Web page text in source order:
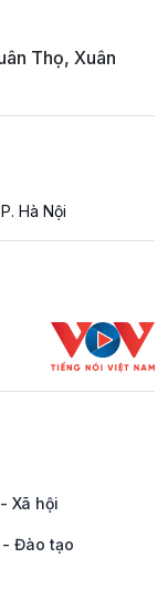
Thọ, Xuân
Hà Nội
Xã hội
- Đào tạo